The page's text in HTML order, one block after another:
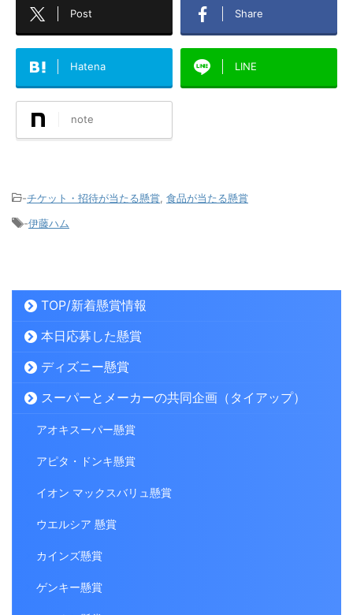
Post Share
Hatena LINE
note
-チケット・招待が当たる懸賞 食品が当たる懸賞
-伊藤ハム
TOP/新着懸賞情報
本日応募した懸賞
ディズニー懸賞
スーパーとメーカーの共同企画（タイアップ）
アオキスーパー懸賞
アピタ・ドンキ懸賞
イオン マックスバリュ懸賞
ウエルシア 懸賞
カインズ懸賞
ゲンキー懸賞